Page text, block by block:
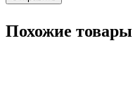
Похожие товары